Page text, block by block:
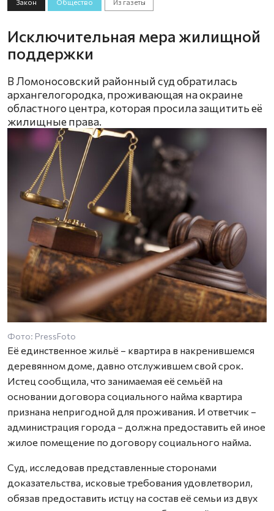
Закон Общество Из газеты
Исключительная мера жилищной
поддержки
В Ломоносовский районный суд обратилась
архангелогородка, проживающая на окраине
областного центра, которая просила защитить её
жилищные права.
Фото: PressFoto
Её единственное жильё – квартира в накренившемся
деревянном доме, давно отслужившем свой срок.
Истец сообщила, что занимаемая её семьёй на
основании договора социального найма квартира
признана непригодной для проживания. И ответчик –
администрация города – должна предоставить ей иное
жилое помещение по договору социального найма.
Суд, исследовав представленные сторонами
доказательства, исковые требования удовлетворил,
обязав предоставить истцу на состав её семьи из двух